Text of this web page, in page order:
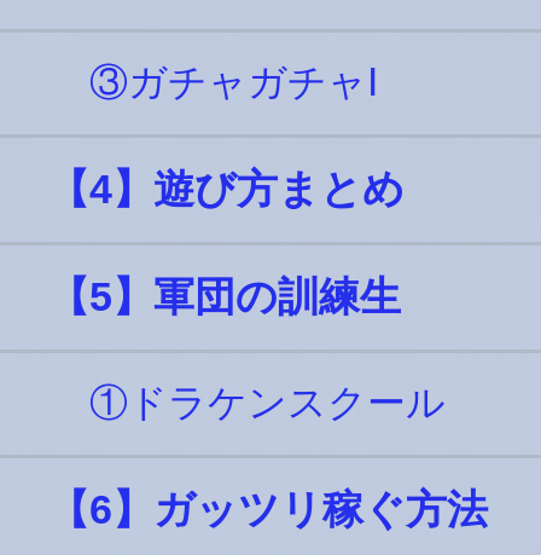
③ガチャガチャⅠ
【4】遊び方まとめ
【5】軍団の訓練生
①ドラケンスクール
【6】ガッツリ稼ぐ方法